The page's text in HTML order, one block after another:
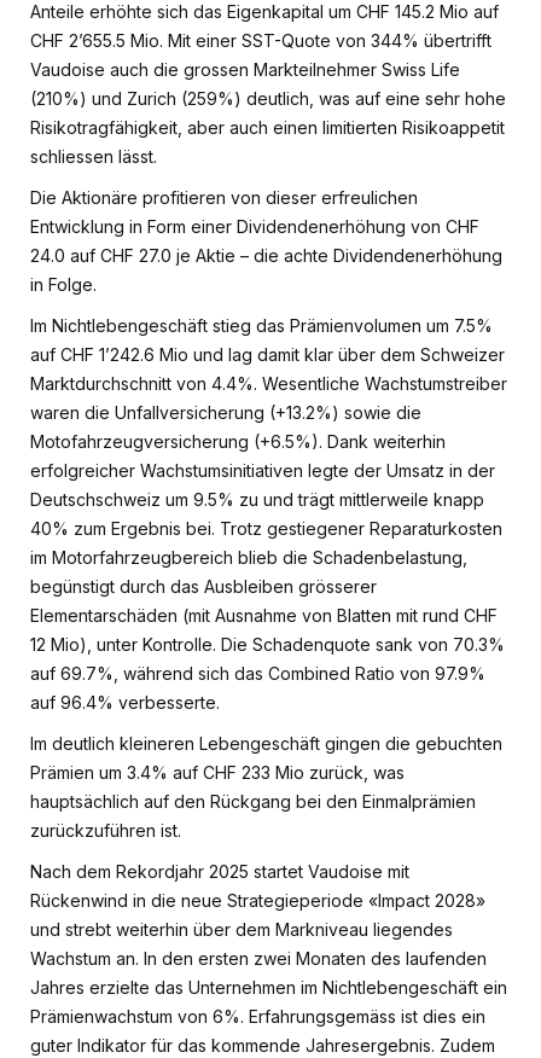
Anteile erhöhte sich das Eigenkapital um CHF 145.2 Mio auf
CHF 2’655.5 Mio. Mit einer SST-Quote von 344% übertrifft
Vaudoise auch die grossen Markteilnehmer Swiss Life
(210%) und Zurich (259%) deutlich, was auf eine sehr hohe
Risikotragfähigkeit, aber auch einen limitierten Risikoappetit
schliessen lässt.
Die Aktionäre profitieren von dieser erfreulichen
Entwicklung in Form einer Dividendenerhöhung von CHF
24.0 auf CHF 27.0 je Aktie – die achte Dividendenerhöhung
in Folge.
Im Nichtlebengeschäft stieg das Prämienvolumen um 7.5%
auf CHF 1’242.6 Mio und lag damit klar über dem Schweizer
Marktdurchschnitt von 4.4%. Wesentliche Wachstumstreiber
waren die Unfallversicherung (+13.2%) sowie die
Motofahrzeugversicherung (+6.5%). Dank weiterhin
erfolgreicher Wachstumsinitiativen legte der Umsatz in der
Deutschschweiz um 9.5% zu und trägt mittlerweile knapp
40% zum Ergebnis bei. Trotz gestiegener Reparaturkosten
im Motorfahrzeugbereich blieb die Schadenbelastung,
begünstigt durch das Ausbleiben grösserer
Elementarschäden (mit Ausnahme von Blatten mit rund CHF
12 Mio), unter Kontrolle. Die Schadenquote sank von 70.3%
auf 69.7%, während sich das Combined Ratio von 97.9%
auf 96.4% verbesserte.
Im deutlich kleineren Lebengeschäft gingen die gebuchten
Prämien um 3.4% auf CHF 233 Mio zurück, was
hauptsächlich auf den Rückgang bei den Einmalprämien
zurückzuführen ist.
Nach dem Rekordjahr 2025 startet Vaudoise mit
Rückenwind in die neue Strategieperiode «Impact 2028»
und strebt weiterhin über dem Markniveau liegendes
Wachstum an. In den ersten zwei Monaten des laufenden
Jahres erzielte das Unternehmen im Nichtlebengeschäft ein
Prämienwachstum von 6%. Erfahrungsgemäss ist dies ein
guter Indikator für das kommende Jahresergebnis. Zudem